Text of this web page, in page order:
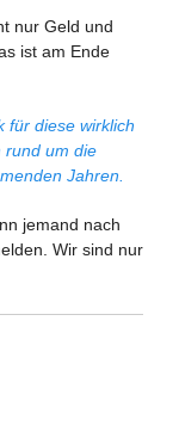
nur Geld und
ist am Ende
für diese wirklich
rund um die
Jahren.
jemand nach
Wir sind nur